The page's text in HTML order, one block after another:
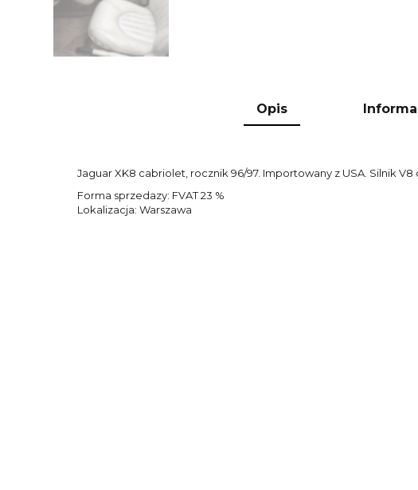
Opis
Jaguar XK8 cabriolet, rocznik 96/97. Importowany z USA. Silnik V8
Forma sprzedazy: FVAT 23 %
Lokalizacja: Warszawa